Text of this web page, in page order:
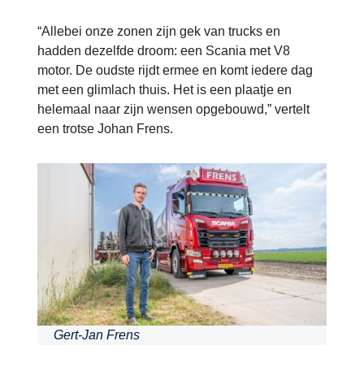
“Allebei onze zonen zijn gek van trucks en
hadden dezelfde droom: een Scania met V8
motor. De oudste rijdt ermee en komt iedere dag
met een glimlach thuis. Het is een plaatje en
helemaal naar zijn wensen opgebouwd,” vertelt
een trotse Johan Frens.
Gert-Jan Frens